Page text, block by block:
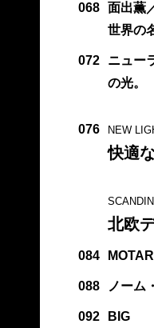
068
面出薫
世界の
072
ニュー
の光。
076 NEW
快適
北欧
084
088 ノーム
092 BIG